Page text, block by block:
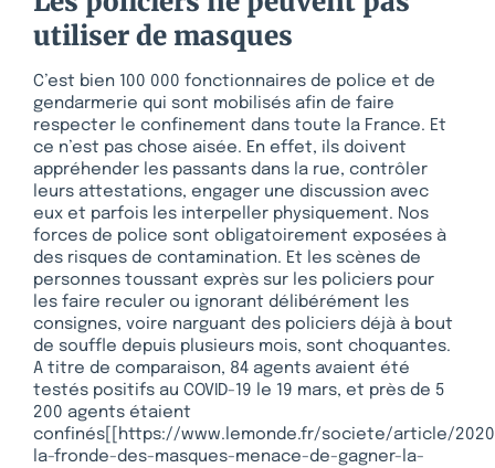
utiliser de masques
C’est bien 100 000 fonctionnaires de police et de
gendarmerie qui sont mobilisés afin de faire
respecter le confinement dans toute la France. Et
ce n’est pas chose aisée. En effet, ils doivent
appréhender les passants dans la rue, contrôler
leurs attestations, engager une discussion avec
eux et parfois les interpeller physiquement. Nos
forces de police sont obligatoirement exposées à
des risques de contamination. Et les scènes de
personnes toussant exprès sur les policiers pour
les faire reculer ou ignorant délibérément les
consignes, voire narguant des policiers déjà à bout
de souffle depuis plusieurs mois, sont choquantes.
A titre de comparaison, 84 agents avaient été
testés positifs au COVID-19 le 19 mars, et près de 5
200 agents étaient
confinés[[https://www.lemonde.fr/societe/article/
la-fronde-des-masques-menace-de-gagner-la-